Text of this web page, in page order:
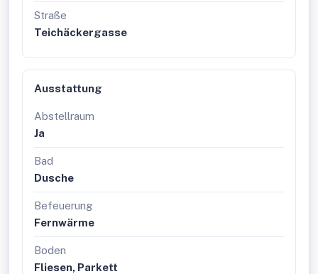
Straße
Teichäckergasse
Ausstattung
Abstellraum
Ja
Bad
Dusche
Befeuerung
Fernwärme
Boden
Fliesen, Parkett